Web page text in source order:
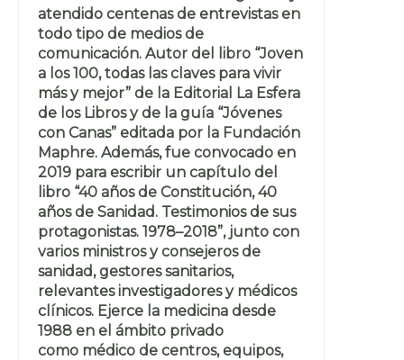
atendido centenas de entrevistas en
todo tipo de medios de
comunicación. Autor del libro “Joven
a los 100, todas las claves para vivir
más y mejor” de la Editorial La Esfera
de los Libros y de la guía “Jóvenes
con Canas” editada por la Fundación
Maphre. Además, fue convocado en
2019 para escribir un capítulo del
libro “40 años de Constitución, 40
años de Sanidad. Testimonios de sus
protagonistas. 1978–2018”, junto con
varios ministros y consejeros de
sanidad, gestores sanitarios,
relevantes investigadores y médicos
clínicos. Ejerce la medicina desde
1988 en el ámbito privado
como médico de centros, equipos,